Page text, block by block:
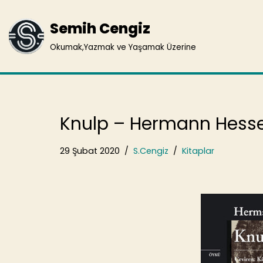
İçeriğe
geç
Semih Cengiz
Okumak,Yazmak ve Yaşamak Üzerine
Knulp – Hermann
29 Şubat 2020 S.Cengiz Kitaplar